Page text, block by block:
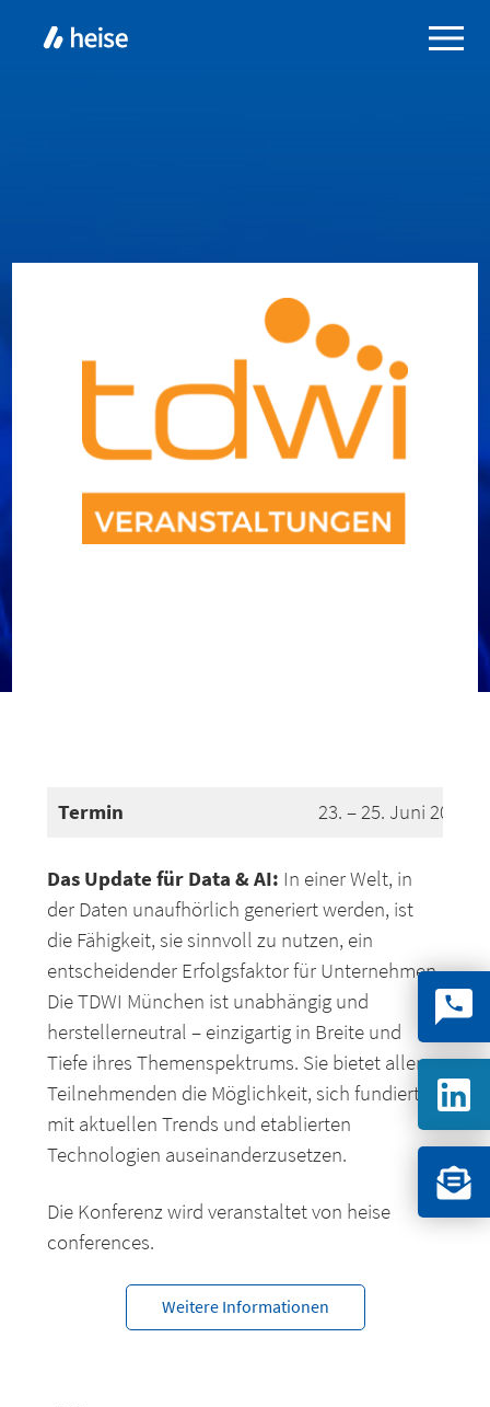
Termin 23. – 25. Juni 2026
Das Update für Data & AI: In einer Welt, in
der Daten unaufhörlich generiert werden, ist
die Fähigkeit, sie sinnvoll zu nutzen, ein
entscheidender Erfolgsfaktor für Unternehmen.
Die TDWI München ist unabhängig und
herstellerneutral – einzigartig in Breite und
Tiefe ihres Themenspektrums. Sie bietet allen
Teilnehmenden die Möglichkeit, sich fundiert
mit aktuellen Trends und etablierten
Technologien auseinanderzusetzen.
Die Konferenz wird veranstaltet von heise
conferences.
Weitere Informationen